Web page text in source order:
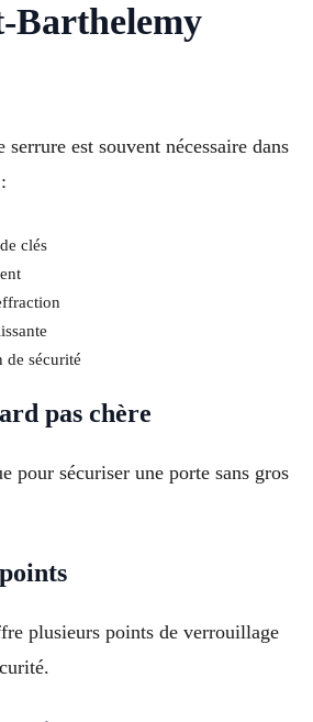
Barthelemy
est souvent nécessaire dans
clés
de sécurité
pas chère
pour sécuriser une porte sans gros
plusieurs points de verrouillage